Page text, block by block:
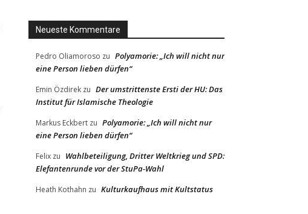
Neueste Kommentare
Pedro Oliamoroso zu Polyamorie: „Ich will nicht nur
eine Person lieben dürfen“
Emin Özdirek zu Der umstrittenste Ersti der HU: Das
Institut für Islamische Theologie
Markus Eckbert zu Polyamorie: „Ich will nicht nur
eine Person lieben dürfen“
Felix zu Wahlbeteiligung, Dritter Weltkrieg und SPD:
Elefantenrunde vor der StuPa-Wahl
Heath Kothahn zu Kulturkaufhaus mit Kultstatus